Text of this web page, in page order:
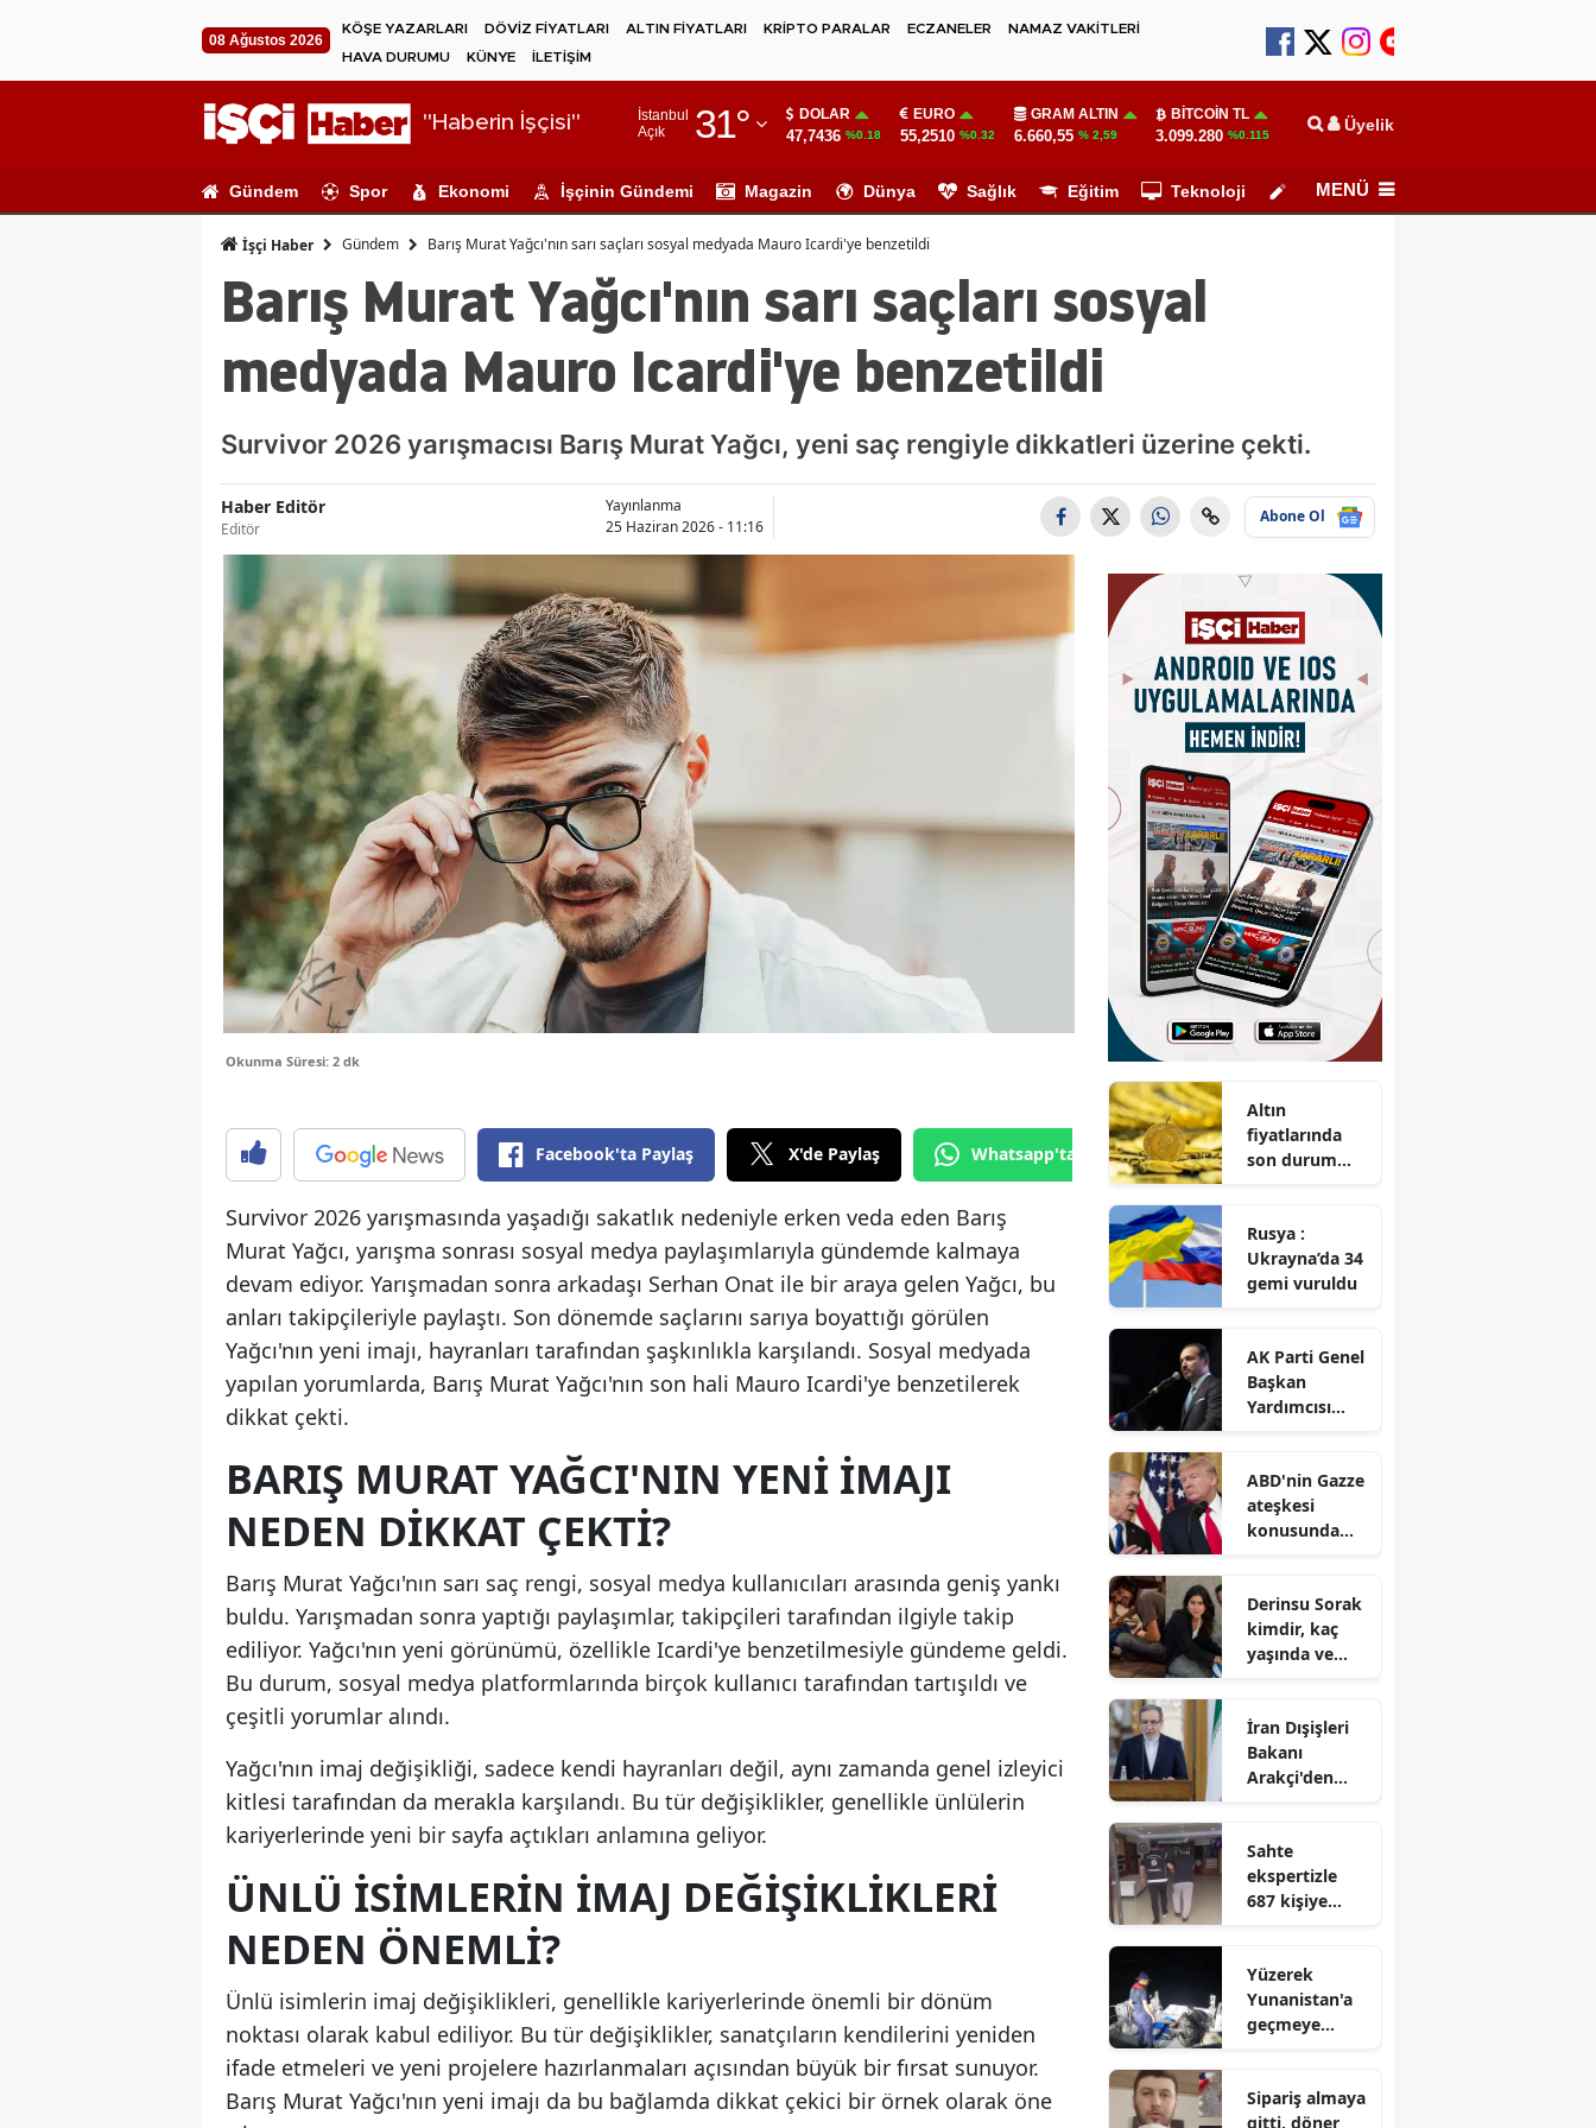
08 Ağustos 2026
KÖŞE YAZARLARI DÖVİZ FİYATLARI ALTIN FİYATLARI KRİPTO PARALAR ECZANELER
NAMAZ VAKİTLERİ
HAVA DURUMU
KÜNYE İLETİŞİM
"Haberin İşçisi"
İstanbul
Açık
31°
Adıyaman
Ağrı
Antalya
Aydın
Balıkesir
Bilecik
Bingöl
Bitlis
Bolu
Burdur
Bursa
Çanakkale
Çankırı
Çorum
Denizli
Elazığ
Erzurum
Eskişehir
Gaziantep
Giresun
Hakkari
Hatay
Isparta
Mersin
İstanbul
Kars
Kastamonu
Kırklareli
Kocaeli
Konya
Kütahya
DOLAR
47,7436 %0.18
EURO
55,2510 %0.32
GRAM ALTIN
6.660,55 % 2,59
BITCOIN TL
3.099.280 %0.115 Üyelik
Gündem Spor Ekonomi İşçinin Gündemi Magazin Dünya Sağlık Eğitim Teknoloji Köşe Yazarları
MENÜ
İşçi Haber Gündem Barış Murat Yağcı'nın sarı saçları sosyal medyada Mauro Icardi'ye benzetildi
Barış Murat Yağcı'nın sarı saçları sosyal
medyada Mauro Icardi'ye benzetildi
Survivor 2026 yarışmacısı Barış Murat Yağcı, yeni saç rengiyle dikkatleri üzerine çekti.
Haber Editör
Editör
Yayınlanma
25 Haziran 2026 - 11:16
Abone Ol
Okunma Süresi: 2 dk
Facebook'ta Paylaş X'de Paylaş Whatsapp'tan Gönder
Survivor 2026 yarışmasında yaşadığı sakatlık nedeniyle erken veda eden Barış
Murat Yağcı, yarışma sonrası sosyal medya paylaşımlarıyla gündemde kalmaya
devam ediyor. Yarışmadan sonra arkadaşı Serhan Onat ile bir araya gelen Yağcı, bu
anları takipçileriyle paylaştı. Son dönemde saçlarını sarıya boyattığı görülen
Yağcı'nın yeni imajı, hayranları tarafından şaşkınlıkla karşılandı. Sosyal medyada
yapılan yorumlarda, Barış Murat Yağcı'nın son hali Mauro Icardi'ye benzetilerek
dikkat çekti.
BARIŞ MURAT YAĞCI'NIN YENI İMAJI
NEDEN DIKKAT ÇEKTI?
Barış Murat Yağcı'nın sarı saç rengi, sosyal medya kullanıcıları arasında geniş yankı
buldu. Yarışmadan sonra yaptığı paylaşımlar, takipçileri tarafından ilgiyle takip
ediliyor. Yağcı'nın yeni görünümü, özellikle Icardi'ye benzetilmesiyle gündeme geldi.
Bu durum, sosyal medya platformlarında birçok kullanıcı tarafından tartışıldı ve
çeşitli yorumlar alındı.
Yağcı'nın imaj değişikliği, sadece kendi hayranları değil, aynı zamanda genel izleyici
kitlesi tarafından da merakla karşılandı. Bu tür değişiklikler, genellikle ünlülerin
kariyerlerinde yeni bir sayfa açtıkları anlamına geliyor.
ÜNLÜ İSIMLERIN İMAJ DEĞIŞIKLIKLERI
NEDEN ÖNEMLI?
Ünlü isimlerin imaj değişiklikleri, genellikle kariyerlerinde önemli bir dönüm
noktası olarak kabul ediliyor. Bu tür değişiklikler, sanatçıların kendilerini yeniden
ifade etmeleri ve yeni projelere hazırlanmaları açısından büyük bir fırsat sunuyor.
Barış Murat Yağcı'nın yeni imajı da bu bağlamda dikkat çekici bir örnek olarak öne
Altın
fiyatlarında
son durum
Rusya :
Ukrayna’da 34
gemi vuruldu
AK Parti Genel
Başkan
Yardımcısı
birliği uzak
değil, yakındır
ABD'nin Gazze
ateşkesi
konusunda
Derinsu Sorak
kimdir, kaç
yaşında ve
oynadı?
İran Dışişleri
Bakanı
Arakçi'den
Sahte
ekspertizle
687 kişiye
suç örgütü
çökertildi
Yüzerek
Yunanistan'a
geçmeye
açıklarında 2
düzensiz
Sipariş almaya
gitti, döner